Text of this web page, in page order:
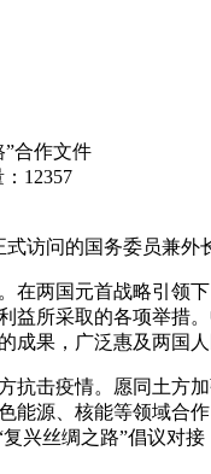
合作文件
12357
访问的国务委员兼
在两国元首战略引领
益所采取的各项举措
成果，广泛惠及两国人
抗击疫情。愿同土方
能源、核能等领域合
兴丝绸之路”倡议对